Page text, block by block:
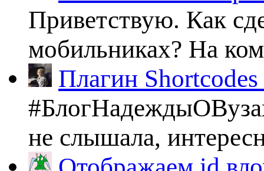
Приветствую. Как
мобильниках? На
Плагин
не слышала,